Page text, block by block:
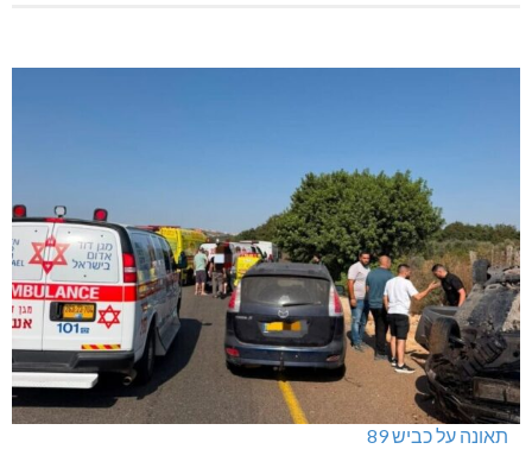
תאונה על כביש 89